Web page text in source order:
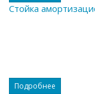
Стойка
Подробнее